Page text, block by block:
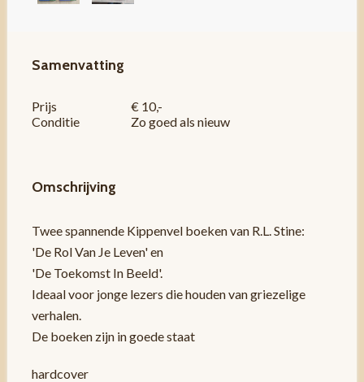
Samenvatting
Prijs
€ 10,-
Conditie
Zo goed als nieuw
Omschrijving
Twee spannende Kippenvel boeken van R.L. Stine:
'De Rol Van Je Leven' en
'De Toekomst In Beeld'.
Ideaal voor jonge lezers die houden van griezelige
verhalen.
De boeken zijn in goede staat
hardcover